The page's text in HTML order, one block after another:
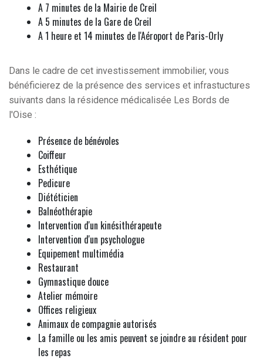
A 7 minutes de la Mairie de Creil
A 5 minutes de la Gare de Creil
A 1 heure et 14 minutes de l'Aéroport de Paris-Orly
Dans le cadre de cet investissement immobilier, vous
bénéficierez de la présence des services et infrastuctures
suivants dans la résidence médicalisée Les Bords de
l'Oise :
Présence de bénévoles
Coiffeur
Esthétique
Pedicure
Diététicien
Balnéothérapie
Intervention d'un kinésithérapeute
Intervention d'un psychologue
Equipement multimédia
Restaurant
Gymnastique douce
Atelier mémoire
Offices religieux
Animaux de compagnie autorisés
La famille ou les amis peuvent se joindre au résident pour
les repas